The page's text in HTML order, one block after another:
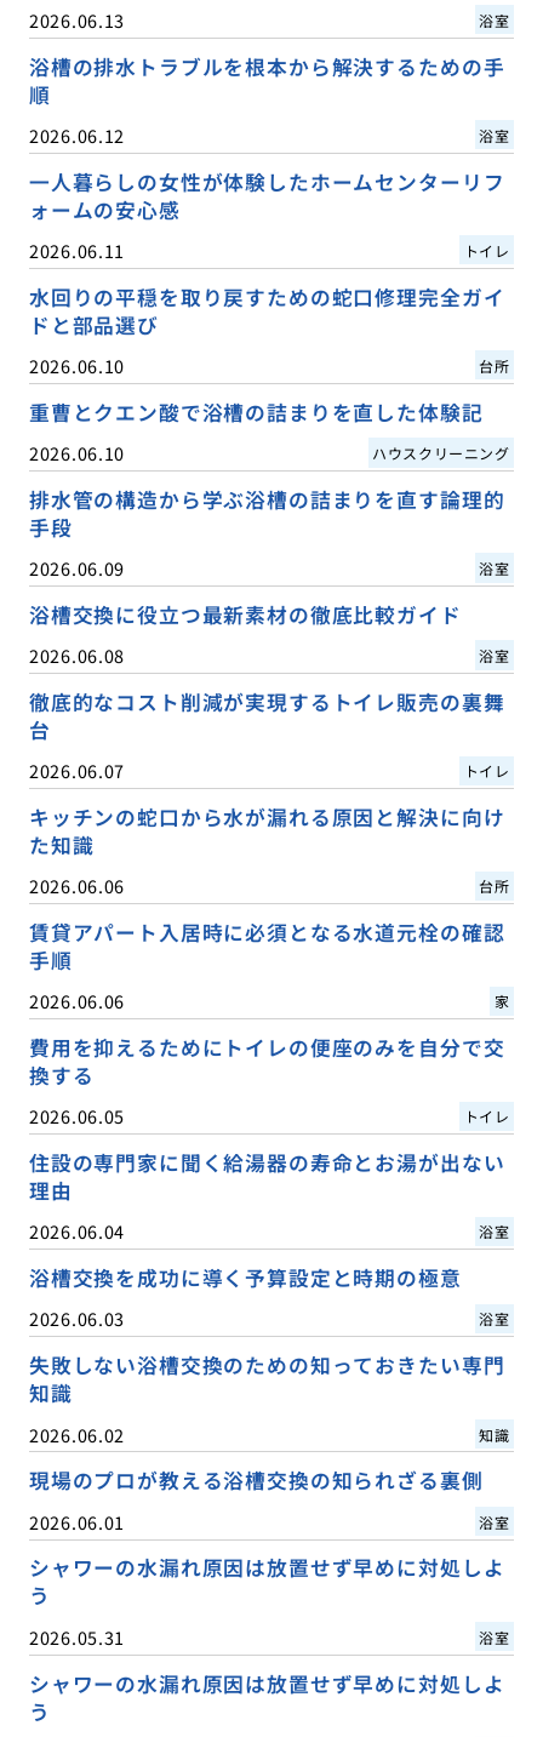
2026.06.13 浴室
浴槽の排水トラブルを根本から解決するための手
順
2026.06.12 浴室
一人暮らしの女性が体験したホームセンターリフ
ォームの安心感
2026.06.11 トイレ
水回りの平穏を取り戻すための蛇口修理完全ガイ
ドと部品選び
2026.06.10 台所
重曹とクエン酸で浴槽の詰まりを直した体験記
2026.06.10 ハウスクリーニング
排水管の構造から学ぶ浴槽の詰まりを直す論理的
手段
2026.06.09 浴室
浴槽交換に役立つ最新素材の徹底比較ガイド
2026.06.08 浴室
徹底的なコスト削減が実現するトイレ販売の裏舞
台
2026.06.07 トイレ
キッチンの蛇口から水が漏れる原因と解決に向け
た知識
2026.06.06 台所
賃貸アパート入居時に必須となる水道元栓の確認
手順
2026.06.06 家
費用を抑えるためにトイレの便座のみを自分で交
換する
2026.06.05 トイレ
住設の専門家に聞く給湯器の寿命とお湯が出ない
理由
2026.06.04 浴室
浴槽交換を成功に導く予算設定と時期の極意
2026.06.03 浴室
失敗しない浴槽交換のための知っておきたい専門
知識
2026.06.02 知識
現場のプロが教える浴槽交換の知られざる裏側
2026.06.01 浴室
シャワーの水漏れ原因は放置せず早めに対処しよ
う
2026.05.31 浴室
シャワーの水漏れ原因は放置せず早めに対処しよ
う